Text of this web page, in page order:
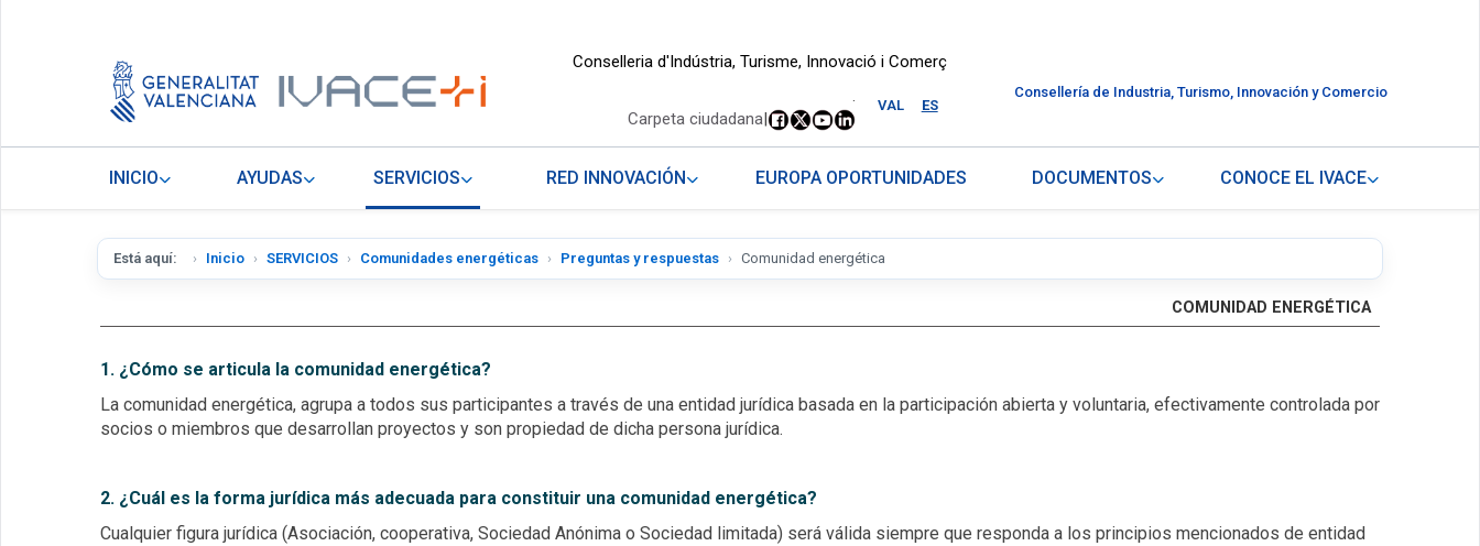
Conselleria d'Indústria, Turisme, Innovació i Comerç
VAL ES
.
Carpeta ciudadana|
Consellería de Industria, Turismo, Innovación y Comercio
INICIO AYUDAS SERVICIOS RED INNOVACIÓN EUROPA OPORTUNIDADES DOCUMENTOS CONOCE EL IVACE
Está aquí: Inicio SERVICIOS Comunidades energéticas Preguntas y respuestas Comunidad energética
COMUNIDAD ENERGÉTICA
1. ¿Cómo se articula la comunidad energética?
La comunidad energética, agrupa a todos sus participantes a través de una entidad jurídica basada en la participación abierta y voluntaria, efectivamente controlada por
socios o miembros que desarrollan proyectos y son propiedad de dicha persona jurídica.
2. ¿Cuál es la forma jurídica más adecuada para constituir una comunidad energética?
Cualquier figura jurídica (Asociación, cooperativa, Sociedad Anónima o Sociedad limitada) será válida siempre que responda a los principios mencionados de entidad